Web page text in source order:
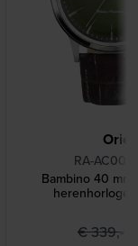
RA-
Bambino 40 mm
herenhorloge
€ 339,-